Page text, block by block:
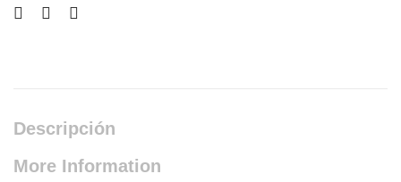
Descripción
More Information